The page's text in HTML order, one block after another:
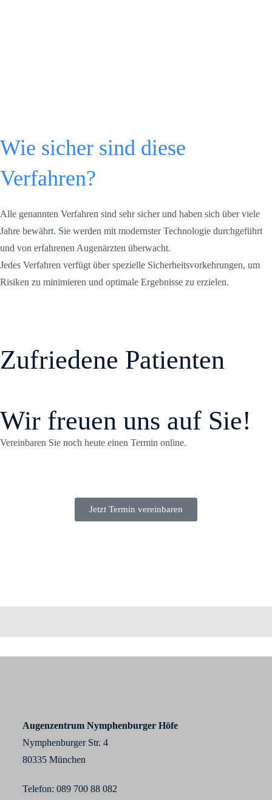
Wie sicher sind diese
Verfahren?
Alle genannten Verfahren sind sehr sicher und haben sich über viele
Jahre bewährt. Sie werden mit modernster Technologie durchgeführt
und von erfahrenen Augenärzten überwacht.
Jedes Verfahren verfügt über spezielle Sicherheitsvorkehrungen, um
Risiken zu minimieren und optimale Ergebnisse zu erzielen.
Zufriedene Patienten
Wir freuen uns auf Sie!
Vereinbaren Sie noch heute einen Termin online.
Jetzt Termin vereinbaren
Augenzentrum Nymphenburger Höfe
Nymphenburger Str. 4
80335 München
Telefon:089 700 88 082